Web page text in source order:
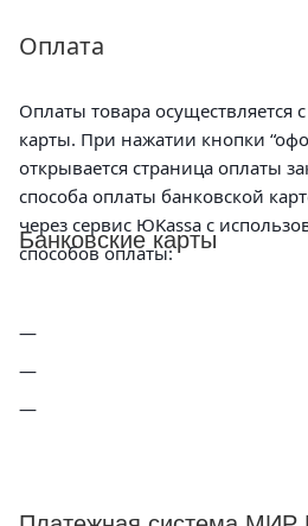
Оплата
Оплаты товара
карты. При нажатии кнопки
открывается страница оплаты
способа оплаты банковской
через сервис ЮKassa с
способов оплаты:
Банковские карты